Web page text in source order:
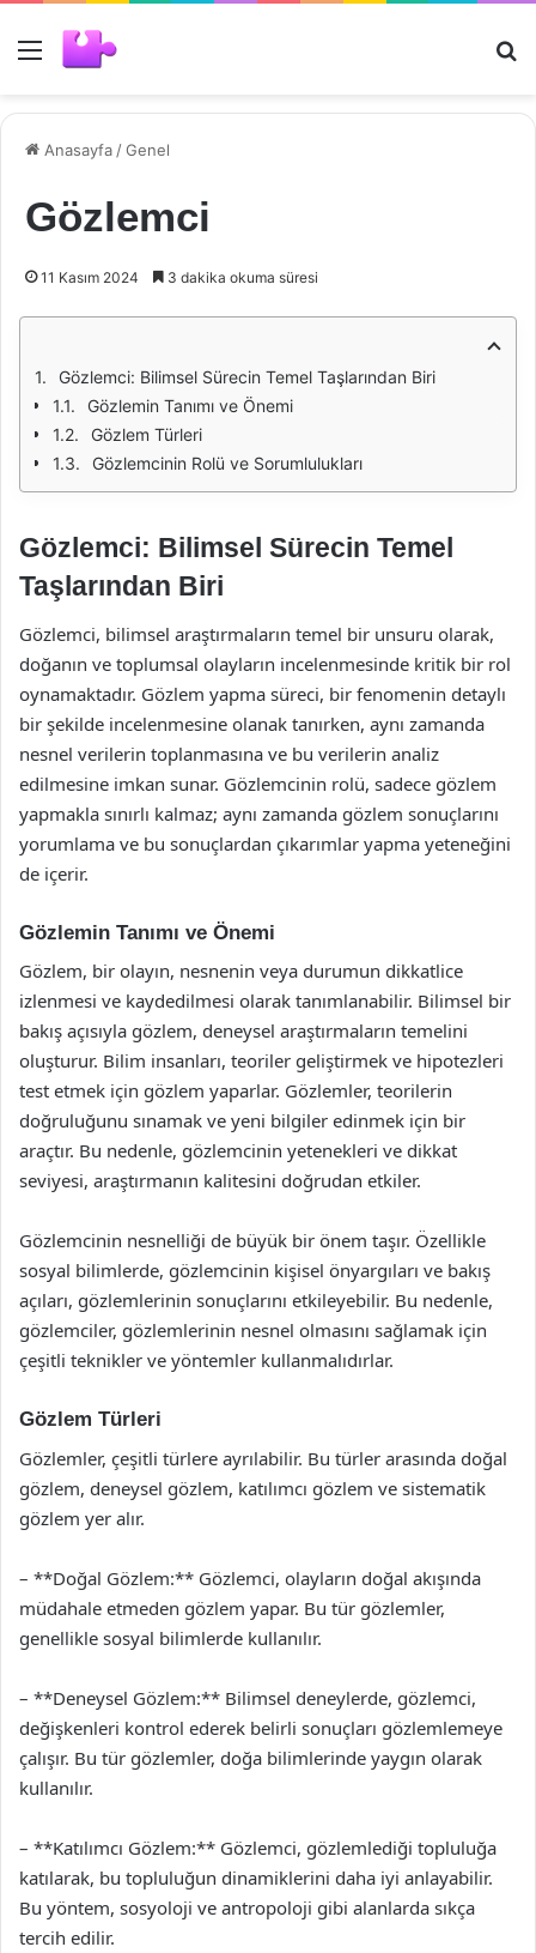
Menü
Anasayfa /Genel
Gözlemci
11 Kasım 2024 3 dakika okuma süresi
Gözlemci: Bilimsel Sürecin Temel Taşlarından Biri
Gözlemin Tanımı ve Önemi
Gözlem Türleri
Gözlemcinin Rolü ve Sorumlulukları
Gözlemci: Bilimsel Sürecin Temel
Taşlarından Biri
Gözlemci, bilimsel araştırmaların temel bir unsuru olarak,
doğanın ve toplumsal olayların incelenmesinde kritik bir rol
oynamaktadır. Gözlem yapma süreci, bir fenomenin detaylı
bir şekilde incelenmesine olanak tanırken, aynı zamanda
nesnel verilerin toplanmasına ve bu verilerin analiz
edilmesine imkan sunar. Gözlemcinin rolü, sadece gözlem
yapmakla sınırlı kalmaz; aynı zamanda gözlem sonuçlarını
yorumlama ve bu sonuçlardan çıkarımlar yapma yeteneğini
de içerir.
Gözlemin Tanımı ve Önemi
Gözlem, bir olayın, nesnenin veya durumun dikkatlice
izlenmesi ve kaydedilmesi olarak tanımlanabilir. Bilimsel bir
bakış açısıyla gözlem, deneysel araştırmaların temelini
oluşturur. Bilim insanları, teoriler geliştirmek ve hipotezleri
test etmek için gözlem yaparlar. Gözlemler, teorilerin
doğruluğunu sınamak ve yeni bilgiler edinmek için bir
araçtır. Bu nedenle, gözlemcinin yetenekleri ve dikkat
seviyesi, araştırmanın kalitesini doğrudan etkiler.
Gözlemcinin nesnelliği de büyük bir önem taşır. Özellikle
sosyal bilimlerde, gözlemcinin kişisel önyargıları ve bakış
açıları, gözlemlerinin sonuçlarını etkileyebilir. Bu nedenle,
gözlemciler, gözlemlerinin nesnel olmasını sağlamak için
çeşitli teknikler ve yöntemler kullanmalıdırlar.
Gözlem Türleri
Gözlemler, çeşitli türlere ayrılabilir. Bu türler arasında doğal
gözlem, deneysel gözlem, katılımcı gözlem ve sistematik
gözlem yer alır.
– **Doğal Gözlem:** Gözlemci, olayların doğal akışında
müdahale etmeden gözlem yapar. Bu tür gözlemler,
genellikle sosyal bilimlerde kullanılır.
– **Deneysel Gözlem:** Bilimsel deneylerde, gözlemci,
değişkenleri kontrol ederek belirli sonuçları gözlemlemeye
çalışır. Bu tür gözlemler, doğa bilimlerinde yaygın olarak
kullanılır.
– **Katılımcı Gözlem:** Gözlemci, gözlemlediği topluluğa
katılarak, bu topluluğun dinamiklerini daha iyi anlayabilir.
Bu yöntem, sosyoloji ve antropoloji gibi alanlarda sıkça
tercih edilir.